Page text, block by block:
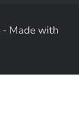
- Made with